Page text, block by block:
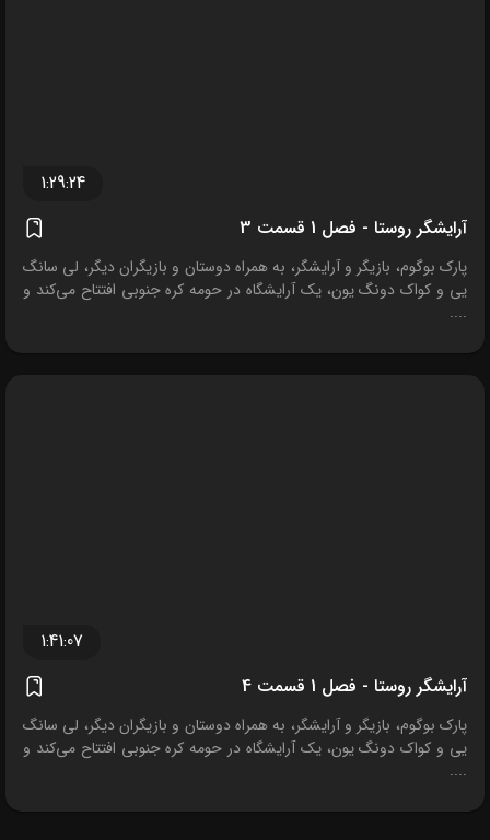
1:29:24
آرایشگر روستا - فصل 1 قسمت 3
پارک بوگوم، بازیگر و آرایشگر، به همراه دوستان و بازیگران دیگر، لی سانگ
یی و کواک دونگ یون، یک آرایشگاه در حومه کره جنوبی افتتاح می‌کند و
....
1:41:07
آرایشگر روستا - فصل 1 قسمت 4
پارک بوگوم، بازیگر و آرایشگر، به همراه دوستان و بازیگران دیگر، لی سانگ
یی و کواک دونگ یون، یک آرایشگاه در حومه کره جنوبی افتتاح می‌کند و
....